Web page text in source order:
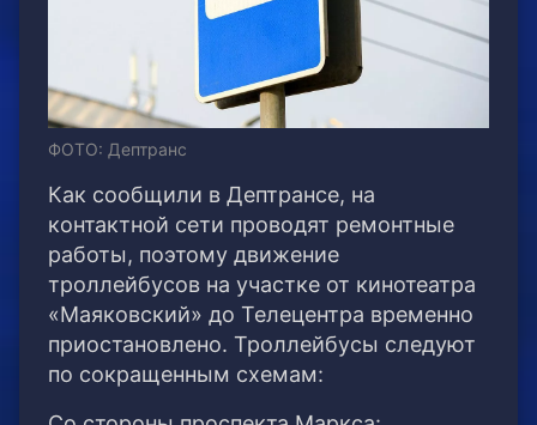
ФОТО: Дептранс
Как сообщили в Дептрансе, на
контактной сети проводят ремонтные
работы, поэтому движение
троллейбусов на участке от кинотеатра
«Маяковский» до Телецентра временно
приостановлено. Троллейбусы следуют
по сокращенным схемам: